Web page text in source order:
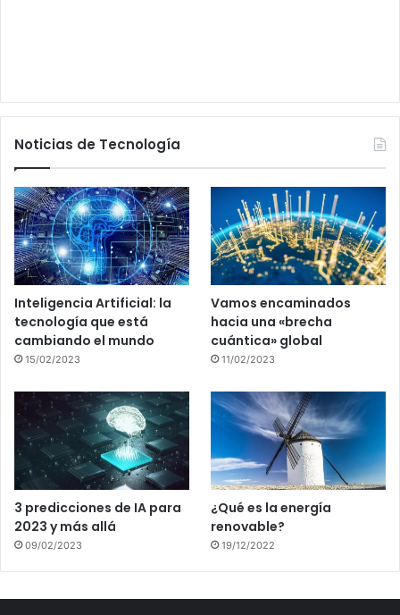
Noticias de Tecnología
Inteligencia Artificial: la
tecnología que está
cambiando el mundo
15/02/2023
Vamos encaminados
hacia una «brecha
cuántica» global
11/02/2023
3 predicciones de IA para
2023 y más allá
09/02/2023
¿Qué es la energía
renovable?
19/12/2022